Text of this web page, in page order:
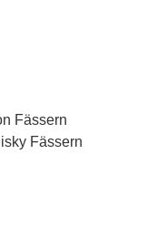
Fässern
Fässern